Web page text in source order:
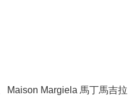
Maison Margiela 馬丁馬吉拉